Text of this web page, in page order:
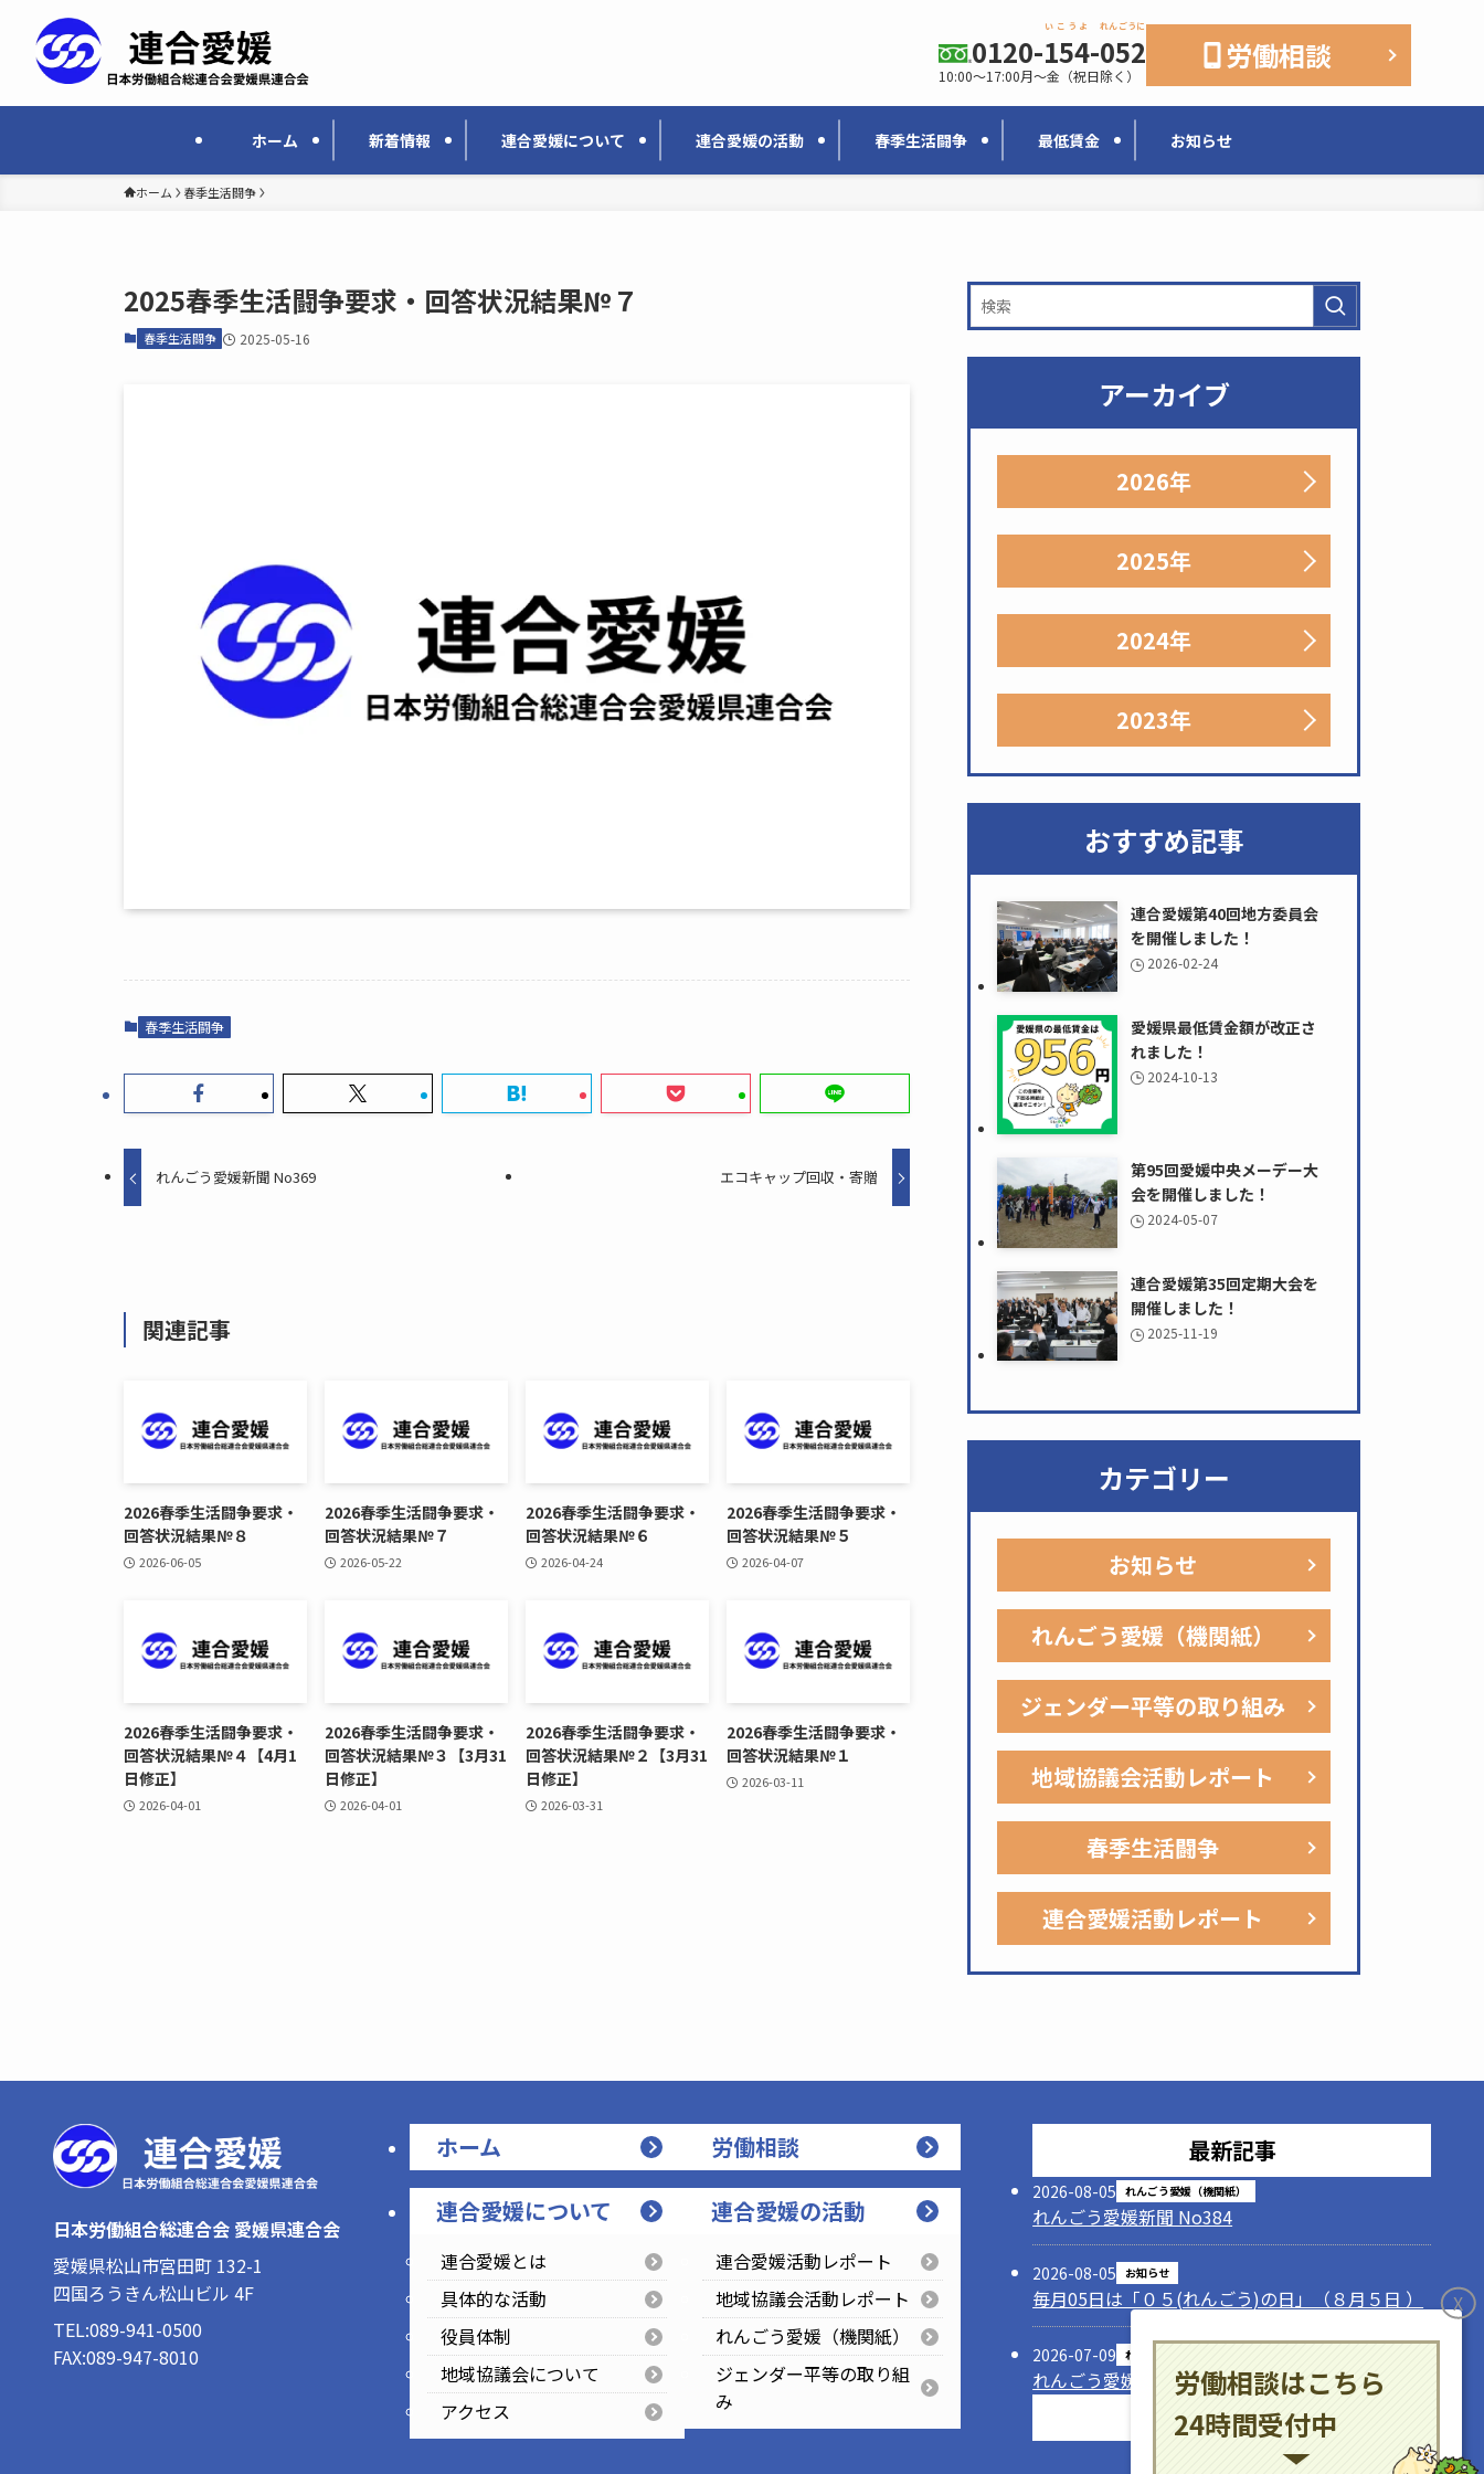
ホーム 新着情報 連合愛媛について 連合愛媛の活動 春季生活闘争 最低賃金 お知らせ
0120-154
いこうよ
-052
れんごうに
10:00〜17:00月〜金（祝日除く）
労働相談
ホーム 春季生活闘争
2025春季生活闘争要求・回答状況結果№７
春季生活闘争 2025-05-16
春季生活闘争
れんごう愛媛新聞 No369 エコキャップ回収・寄贈
関連記事
2026春季生活闘争要求・
回答状況結果№８
2026-06-05
2026春季生活闘争要求・
回答状況結果№７
2026-05-22
2026春季生活闘争要求・
回答状況結果№６
2026-04-24
2026春季生活闘争要求・
回答状況結果№５
2026-04-07
2026春季生活闘争要求・
回答状況結果№４【4月1
日修正】
2026-04-01
2026春季生活闘争要求・
回答状況結果№３【3月31
日修正】
2026-04-01
2026春季生活闘争要求・
回答状況結果№２【3月31
日修正】
2026-03-31
2026春季生活闘争要求・
回答状況結果№１
2026-03-11
アーカイブ
2026年
2025年
2024年
2023年
おすすめ記事
連合愛媛第40回地方委員会
を開催しました！
2026-02-24
愛媛県最低賃金額が改正さ
れました！
2024-10-13
第95回愛媛中央メーデー大
会を開催しました！
2024-05-07
連合愛媛第35回定期大会を
開催しました！
2025-11-19
カテゴリー
お知らせ
れんごう愛媛（機関紙）
ジェンダー平等の取り組み
地域協議会活動レポート
春季生活闘争
連合愛媛活動レポート
日本労働組合総連合会 愛媛県連合会
愛媛県松山市宮田町 132-1
四国ろうきん松山ビル 4F
TEL:089-941-0500
FAX:089-947-8010
ホーム
連合愛媛について
連合愛媛とは
具体的な活動
役員体制
地域協議会について
アクセス
労働相談
連合愛媛の活動
連合愛媛活動レポート
地域協議会活動レポート
れんごう愛媛（機関紙）
ジェンダー平等の取り組
み
最新記事
2026-08-05 れんごう愛媛（機関紙）
れんごう愛媛新聞 No384
2026-08-05 お知らせ
毎月05日は「０５(れんごう)の日」（８月５日 ）
2026-07-09 れんごう愛媛（機関紙）
れんごう愛媛新聞 No383
記事一覧
X
労働相談はこちら
24時間受付中